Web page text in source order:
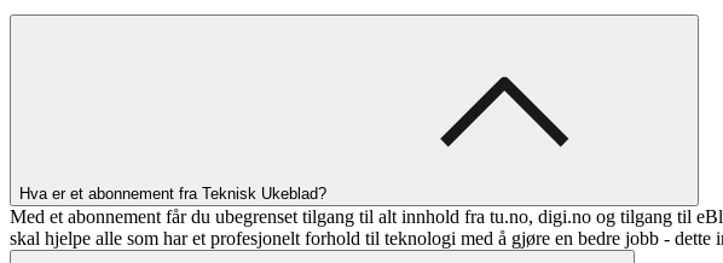
Hva er et abonnement fra Teknisk Ukeblad?
Med et abonnement får du ubegrenset tilgang til alt innhold fra tu.no, digi.no og tilgang til
skal hjelpe alle som har et profesjonelt forhold til teknologi med å gjøre en bedre jobb -